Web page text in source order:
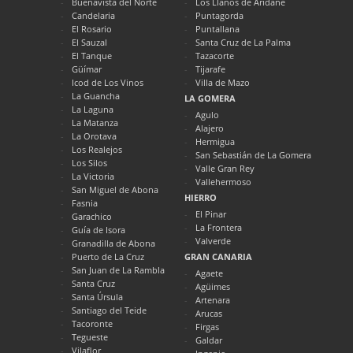
Candelaria
El Rosario
El Sauzal
El Tanque
Güímar
Icod de Los Vinos
La Guancha
La Laguna
La Matanza
La Orotava
Los Realejos
Los Silos
La Victoria
San Miguel de Abona
Fasnia
Garachico
Guía de Isora
Granadilla de Abona
Puerto de La Cruz
San Juan de La Rambla
Santa Cruz
Santa Úrsula
Santiago del Teide
Tacoronte
Tegueste
Vilaflor
Puntagorda
Puntallana
Santa Cruz de La Palma
Tazacorte
Tijarafe
Villa de Mazo
LA GOMERA
Agulo
Alajero
Hermigua
San Sebastián de La Gomera
Valle Gran Rey
Vallehermoso
HIERRO
El Pinar
La Frontera
Valverde
GRAN CANARIA
Agaete
Agüimes
Artenara
Arucas
Firgas
Galdar